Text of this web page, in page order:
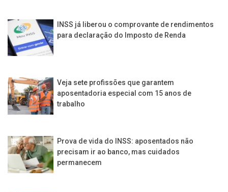
INSS já liberou o comprovante de rendimentos
para declaração do Imposto de Renda
Veja sete profissões que garantem
aposentadoria especial com 15 anos de
trabalho
Prova de vida do INSS: aposentados não
precisam ir ao banco, mas cuidados
permanecem